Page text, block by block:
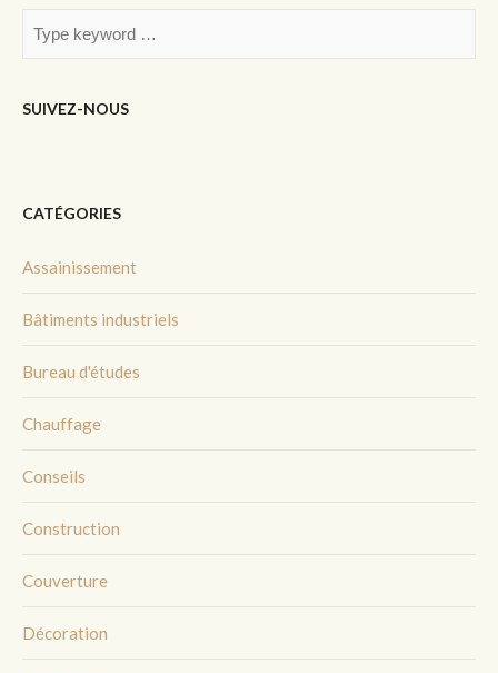
SUIVEZ-NOUS
CATÉGORIES
Assainissement
Bâtiments industriels
Bureau d'études
Chauffage
Conseils
Construction
Couverture
Décoration